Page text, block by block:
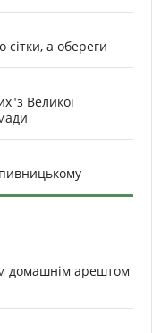
сітки, а обереги
Великої
домашнім арештом